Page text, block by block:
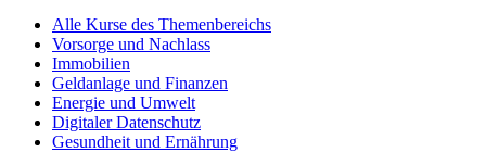
Alle Kurse des Themenbereichs
Vorsorge und Nachlass
Immobilien
Geldanlage und Finanzen
Energie und Umwelt
Digitaler Datenschutz
Gesundheit und Ernährung